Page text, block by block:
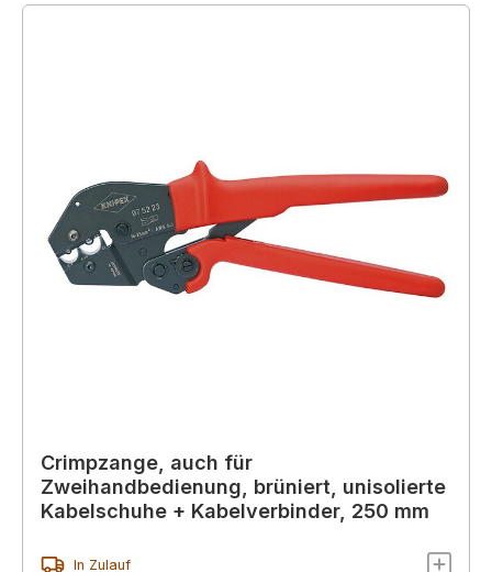
Crimpzange, auch für
Zweihandbedienung, brüniert, unisolierte
Kabelschuhe + Kabelverbinder, 250 mm
In Zulauf